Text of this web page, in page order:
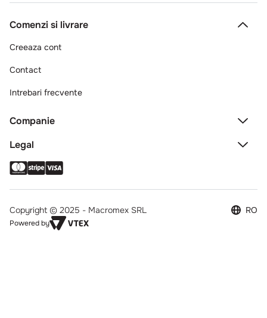
Comenzi si livrare
Creeaza cont
Contact
Intrebari frecvente
Companie
Legal
Copyright © 2025 - Macromex SRL
Powered by
RO